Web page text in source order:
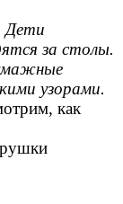
Дети
за столы.
узорами.
как